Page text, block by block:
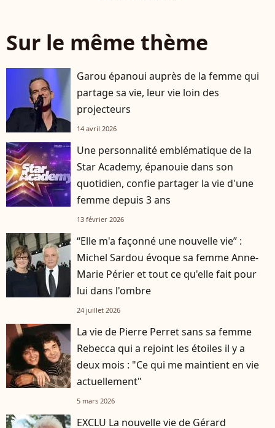
Sur le même thème
Garou épanoui auprès de la femme qui
partage sa vie, leur vie loin des
projecteurs
14 avril 2026
Une personnalité emblématique de la
Star Academy, épanouie dans son
quotidien, confie partager la vie d'une
femme depuis 3 ans
13 février 2026
“Elle m'a façonné une nouvelle vie” :
Michel Sardou évoque sa femme Anne-
Marie Périer et tout ce qu'elle fait pour
lui dans l'ombre
24 juillet 2026
La vie de Pierre Perret sans sa femme
Rebecca qui a rejoint les étoiles il y a
deux mois : "Ce qui me maintient en vie
actuellement"
5 mars 2026
EXCLU La nouvelle vie de Gérard